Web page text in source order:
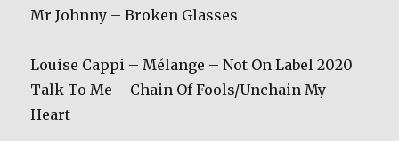
Mr Johnny – Broken Glasses
Louise Cappi – Mélange – Not On Label 2020
Talk To Me – Chain Of Fools/Unchain My
Heart